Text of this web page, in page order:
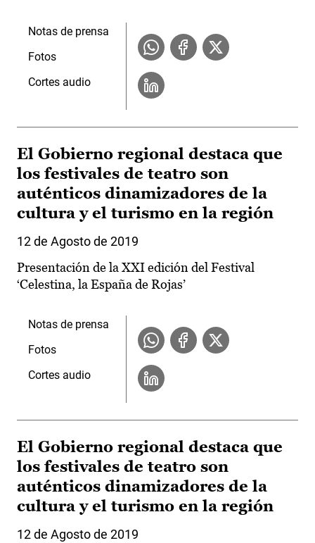
Notas de prensa
Fotos
Cortes audio
El Gobierno regional destaca que
los festivales de teatro son
auténticos dinamizadores de la
cultura y el turismo en la región
12 de Agosto de 2019
Presentación de la XXI edición del Festival
‘Celestina, la España de Rojas’
Notas de prensa
Fotos
Cortes audio
El Gobierno regional destaca que
los festivales de teatro son
auténticos dinamizadores de la
cultura y el turismo en la región
12 de Agosto de 2019